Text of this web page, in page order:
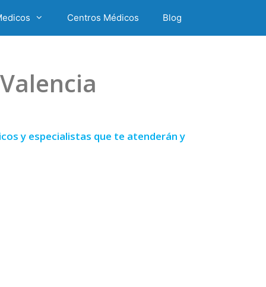
Centros Médicos Blog
y especialistas que te atenderán y